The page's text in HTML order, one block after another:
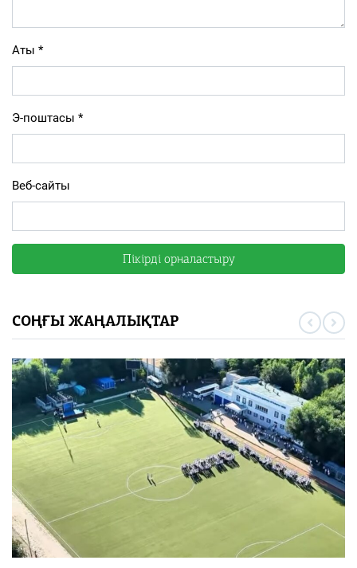
Аты *
Э-поштасы *
Веб-сайты
СОҢҒЫ ЖАҢАЛЫҚТАР